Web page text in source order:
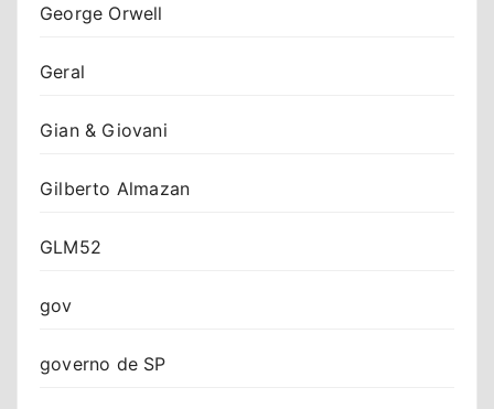
George Orwell
Geral
Gian & Giovani
Gilberto Almazan
GLM52
gov
governo de SP